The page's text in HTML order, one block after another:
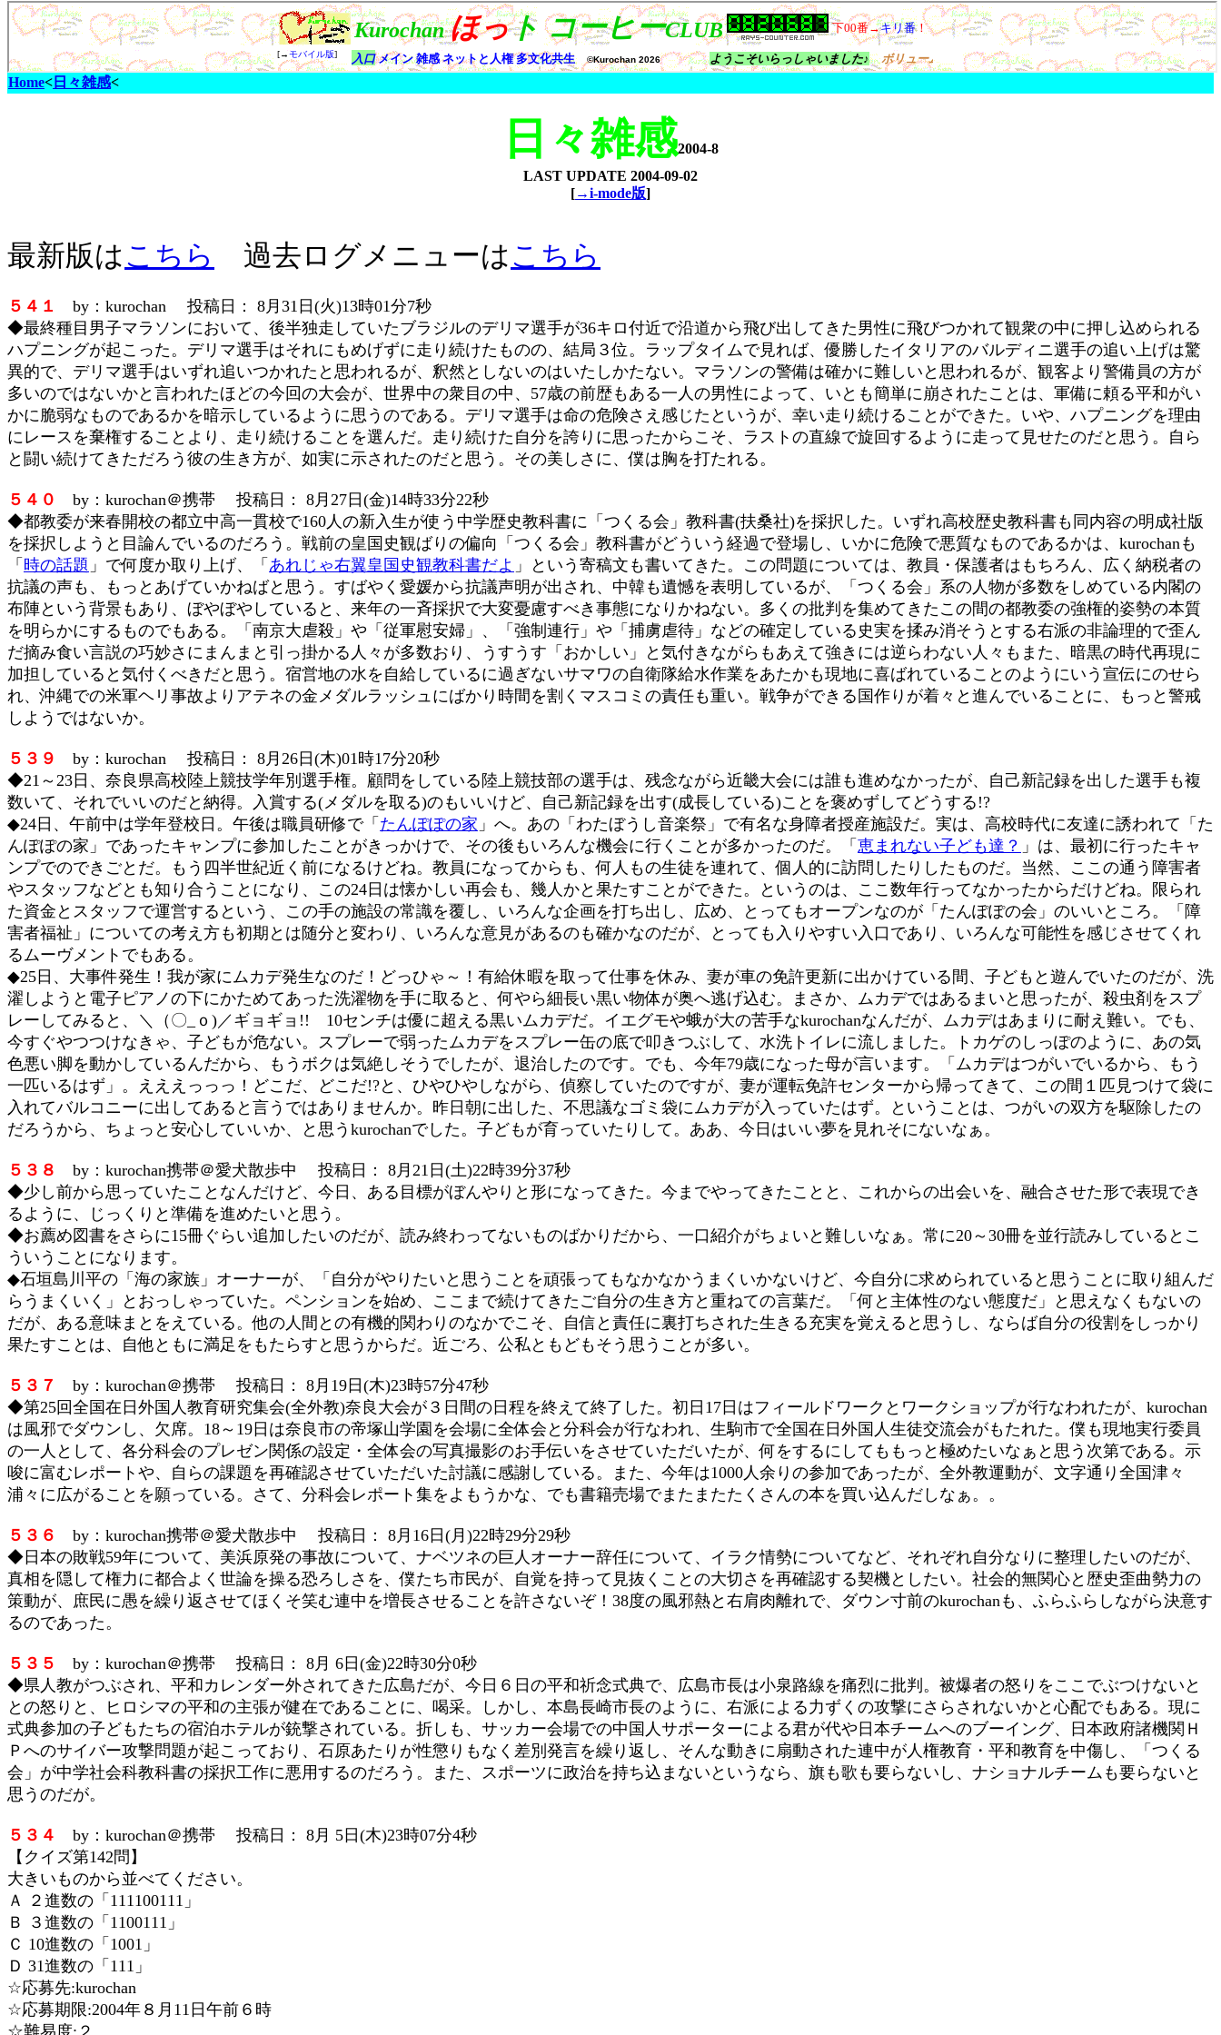
Home< 日々雑感<
日々雑感2004-8
LAST UPDATE 2004-09-02
[→i-mode版]
最新版はこちら 過去ログメニューはこちら
５４１
by：kurochan 投稿日： 8月31日(火)13時01分7秒
◆最終種目男子マラソンにおいて、後半独走していたブラジルのデリマ選手が36キロ付近で沿道から飛び出してきた男性に飛びつかれて観衆の中に押し込められる
ハプニングが起こった。デリマ選手はそれにもめげずに走り続けたものの、結局３位。ラップタイムで見れば、優勝したイタリアのバルディニ選手の追い上げは驚
異的で、デリマ選手はいずれ追いつかれたと思われるが、釈然としないのはいたしかたない。マラソンの警備は確かに難しいと思われるが、観客より警備員の方が
多いのではないかと言われたほどの今回の大会が、世界中の衆目の中、57歳の前歴もある一人の男性によって、いとも簡単に崩されたことは、軍備に頼る平和がい
かに脆弱なものであるかを暗示しているように思うのである。デリマ選手は命の危険さえ感じたというが、幸い走り続けることができた。いや、ハプニングを理由
にレースを棄権することより、走り続けることを選んだ。走り続けた自分を誇りに思ったからこそ、ラストの直線で旋回するように走って見せたのだと思う。自ら
と闘い続けてきただろう彼の生き方が、如実に示されたのだと思う。その美しさに、僕は胸を打たれる。
５４０
by：kurochan＠携帯 投稿日： 8月27日(金)14時33分22秒
◆都教委が来春開校の都立中高一貫校で160人の新入生が使う中学歴史教科書に「つくる会」教科書(扶桑社)を採択した。いずれ高校歴史教科書も同内容の明成社版
を採択しようと目論んでいるのだろう。戦前の皇国史観ばりの偏向「つくる会」教科書がどういう経過で登場し、いかに危険で悪質なものであるかは、kurochanも
「 時の話題 」で何度か取り上げ、「 あれじゃ右翼皇国史観教科書だよ 」という寄稿文も書いてきた。この問題については、教員・保護者はもちろん、広く納税者の
抗議の声も、もっとあげていかねばと思う。すばやく愛媛から抗議声明が出され、中韓も遺憾を表明しているが、「つくる会」系の人物が多数をしめている内閣の
布陣という背景もあり、ぼやぼやしていると、来年の一斉採択で大変憂慮すべき事態になりかねない。多くの批判を集めてきたこの間の都教委の強権的姿勢の本質
を明らかにするものでもある。「南京大虐殺」や「従軍慰安婦」、「強制連行」や「捕虜虐待」などの確定している史実を揉み消そうとする右派の非論理的で歪ん
だ摘み食い言説の巧妙さにまんまと引っ掛かる人々が多数おり、うすうす「おかしい」と気付きながらもあえて強きには逆らわない人々もまた、暗黒の時代再現に
加担していると気付くべきだと思う。宿営地の水を自給しているに過ぎないサマワの自衛隊給水作業をあたかも現地に喜ばれていることのようにいう宣伝にのせら
れ、沖縄での米軍ヘリ事故よりアテネの金メダルラッシュにばかり時間を割くマスコミの責任も重い。戦争ができる国作りが着々と進んでいることに、もっと警戒
しようではないか。
５３９
by：kurochan 投稿日： 8月26日(木)01時17分20秒
◆21～23日、奈良県高校陸上競技学年別選手権。顧問をしている陸上競技部の選手は、残念ながら近畿大会には誰も進めなかったが、自己新記録を出した選手も複
数いて、それでいいのだと納得。入賞する(メダルを取る)のもいいけど、自己新記録を出す(成長している)ことを褒めずしてどうする!?
◆24日、午前中は学年登校日。午後は職員研修で「 たんぽぽの家 」へ。あの「わたぼうし音楽祭」で有名な身障者授産施設だ。実は、高校時代に友達に誘われて「た
んぽぽの家」であったキャンプに参加したことがきっかけで、その後もいろんな機会に行くことが多かったのだ。「 恵まれない子ども達？ 」は、最初に行ったキャ
ンプでのできごとだ。もう四半世紀近く前になるけどね。教員になってからも、何人もの生徒を連れて、個人的に訪問したりしたものだ。当然、ここの通う障害者
やスタッフなどとも知り合うことになり、この24日は懐かしい再会も、幾人かと果たすことができた。というのは、ここ数年行ってなかったからだけどね。限られ
た資金とスタッフで運営するという、この手の施設の常識を覆し、いろんな企画を打ち出し、広め、とってもオープンなのが「たんぽぽの会」のいいところ。「障
害者福祉」についての考え方も初期とは随分と変わり、いろんな意見があるのも確かなのだが、とっても入りやすい入口であり、いろんな可能性を感じさせてくれ
るムーヴメントでもある。
◆25日、大事件発生！我が家にムカデ発生なのだ！どっひゃ～！有給休暇を取って仕事を休み、妻が車の免許更新に出かけている間、子どもと遊んでいたのだが、洗
濯しようと電子ピアノの下にかためてあった洗濯物を手に取ると、何やら細長い黒い物体が奥へ逃げ込む。まさか、ムカデではあるまいと思ったが、殺虫剤をスプ
レーしてみると、＼（〇_ｏ)／ギョギョ!! 10センチは優に超える黒いムカデだ。イエグモや蛾が大の苦手なkurochanなんだが、ムカデはあまりに耐え難い。でも、
今すぐやつつけなきゃ、子どもが危ない。スプレーで弱ったムカデをスプレー缶の底で叩きつぶして、水洗トイレに流しました。トカゲのしっぽのように、あの気
色悪い脚を動かしているんだから、もうボクは気絶しそうでしたが、退治したのです。でも、今年79歳になった母が言います。「ムカデはつがいでいるから、もう
一匹いるはず」。えええっっっ！どこだ、どこだ!?と、ひやひやしながら、偵察していたのですが、妻が運転免許センターから帰ってきて、この間１匹見つけて袋に
入れてバルコニーに出してあると言うではありませんか。昨日朝に出した、不思議なゴミ袋にムカデが入っていたはず。ということは、つがいの双方を駆除したの
だろうから、ちょっと安心していいか、と思うkurochanでした。子どもが育っていたりして。ああ、今日はいい夢を見れそにないなぁ。
５３８
by：kurochan携帯＠愛犬散歩中 投稿日： 8月21日(土)22時39分37秒
◆少し前から思っていたことなんだけど、今日、ある目標がぼんやりと形になってきた。今までやってきたことと、これからの出会いを、融合させた形で表現でき
るように、じっくりと準備を進めたいと思う。
◆お薦め図書をさらに15冊ぐらい追加したいのだが、読み終わってないものばかりだから、一口紹介がちょいと難しいなぁ。常に20～30冊を並行読みしているとこ
ういうことになります。
◆石垣島川平の「海の家族」オーナーが、「自分がやりたいと思うことを頑張ってもなかなかうまくいかないけど、今自分に求められていると思うことに取り組んだ
らうまくいく」とおっしゃっていた。ペンションを始め、ここまで続けてきたご自分の生き方と重ねての言葉だ。「何と主体性のない態度だ」と思えなくもないの
だが、ある意味まとをえている。他の人間との有機的関わりのなかでこそ、自信と責任に裏打ちされた生きる充実を覚えると思うし、ならば自分の役割をしっかり
果たすことは、自他ともに満足をもたらすと思うからだ。近ごろ、公私ともどもそう思うことが多い。
５３７
by：kurochan＠携帯 投稿日： 8月19日(木)23時57分47秒
◆第25回全国在日外国人教育研究集会(全外教)奈良大会が３日間の日程を終えて終了した。初日17日はフィールドワークとワークショップが行なわれたが、kurochan
は風邪でダウンし、欠席。18～19日は奈良市の帝塚山学園を会場に全体会と分科会が行なわれ、生駒市で全国在日外国人生徒交流会がもたれた。僕も現地実行委員
の一人として、各分科会のプレゼン関係の設定・全体会の写真撮影のお手伝いをさせていただいたが、何をするにしてももっと極めたいなぁと思う次第である。示
唆に富むレポートや、自らの課題を再確認させていただいた討議に感謝している。また、今年は1000人余りの参加であったが、全外教運動が、文字通り全国津々
浦々に広がることを願っている。さて、分科会レポート集をよもうかな、でも書籍売場でまたまたたくさんの本を買い込んだしなぁ。。
５３６
by：kurochan携帯＠愛犬散歩中 投稿日： 8月16日(月)22時29分29秒
◆日本の敗戦59年について、美浜原発の事故について、ナベツネの巨人オーナー辞任について、イラク情勢についてなど、それぞれ自分なりに整理したいのだが、
真相を隠して権力に都合よく世論を操る恐ろしさを、僕たち市民が、自覚を持って見抜くことの大切さを再確認する契機としたい。社会的無関心と歴史歪曲勢力の
策動が、庶民に愚を繰り返させてほくそ笑む連中を増長させることを許さないぞ！38度の風邪熱と右肩肉離れで、ダウン寸前のkurochanも、ふらふらしながら決意す
るのであった。
５３５
by：kurochan＠携帯 投稿日： 8月 6日(金)22時30分0秒
◆県人教がつぶされ、平和カレンダー外されてきた広島だが、今日６日の平和祈念式典で、広島市長は小泉路線を痛烈に批判。被爆者の怒りをここでぶつけないと
との怒りと、ヒロシマの平和の主張が健在であることに、喝采。しかし、本島長崎市長のように、右派による力ずくの攻撃にさらされないかと心配でもある。現に
式典参加の子どもたちの宿泊ホテルが銃撃されている。折しも、サッカー会場での中国人サポーターによる君が代や日本チームへのブーイング、日本政府諸機関Ｈ
Ｐへのサイバー攻撃問題が起こっており、石原あたりが性懲りもなく差別発言を繰り返し、そんな動きに扇動された連中が人権教育・平和教育を中傷し、「つくる
会」が中学社会科教科書の採択工作に悪用するのだろう。また、スポーツに政治を持ち込まないというなら、旗も歌も要らないし、ナショナルチームも要らないと
思うのだが。
５３４
by：kurochan＠携帯 投稿日： 8月 5日(木)23時07分4秒
【クイズ第142問】
大きいものから並べてください。
Ａ ２進数の「111100111」
Ｂ ３進数の「1100111」
Ｃ 10進数の「1001」
Ｄ 31進数の「111」
☆応募先:kurochan
☆応募期限:2004年８月11日午前６時
☆難易度:２